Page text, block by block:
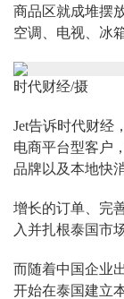
商品区就成堆摆
空调、电视、冰箱
时代财经/摄
Jet告诉时代财经
电商平台型客户
品牌以及本地快
增长的订单、完
入并扎根泰国市场
而随着中国企业
开始在泰国建立